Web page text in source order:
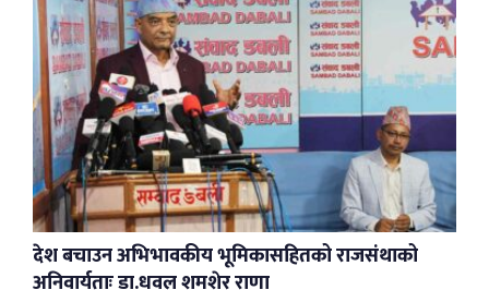
देश बचाउन अभिभावकीय भूमिकासहितको राजसंथाको